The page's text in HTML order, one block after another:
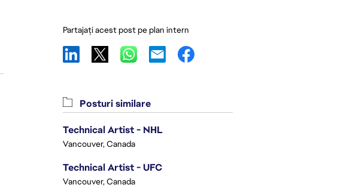
Partajați acest post pe plan intern
Posturi similare
Technical Artist - NHL
Vancouver, Canada
Technical Artist - UFC
Vancouver, Canada